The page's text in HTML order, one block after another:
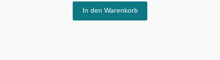
In den Warenkorb